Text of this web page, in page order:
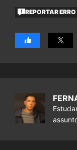
REPORTAR ERRO